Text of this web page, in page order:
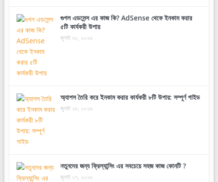
গুগল এডসেন্স এর কাজ কি? AdSense থেকে ইনকাম করার
৫টি কার্যকরী উপায়
জুলাই ৩০, ২০২৬
অ্যাপস তৈরি করে ইনকাম করার কার্যকরী ৮টি উপায়: সম্পূর্ণ গাইড
জুলাই ২৮, ২০২৬
নতুনদের জন্য ফ্রিল্যান্সিং এর সবচেয়ে সহজ কাজ কোনটি ?
জুলাই ২৭, ২০২৬